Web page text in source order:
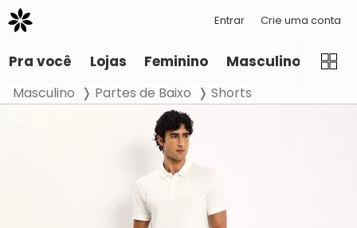
Entrar Crie uma conta
Pra você Lojas Feminino Masculino
Masculino Partes de Baixo Shorts